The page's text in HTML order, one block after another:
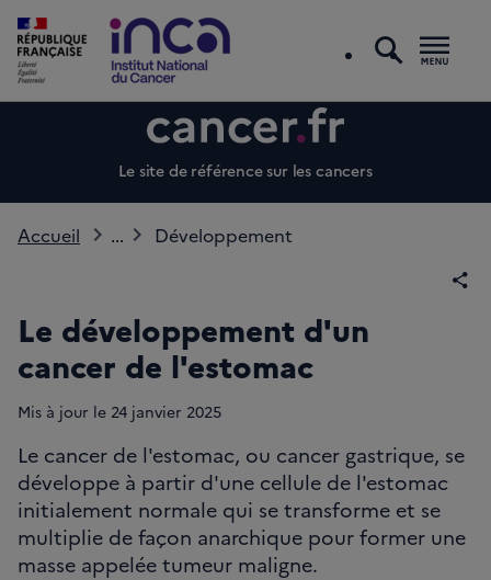
Le site de référence sur les cancers
Accueil ... Développement
Le développement d'un
cancer de l'estomac
Mis à jour le 24 janvier 2025
Le cancer de l'estomac, ou cancer gastrique, se
développe à partir d'une cellule de l'estomac
initialement normale qui se transforme et se
multiplie de façon anarchique pour former une
masse appelée tumeur maligne.